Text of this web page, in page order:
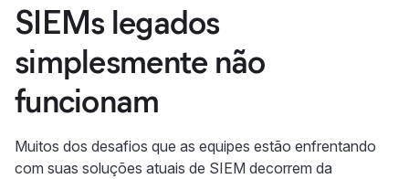
SIEMs legados
simplesmente não
funcionam
Muitos dos desafios que as equipes estão enfrentando
com suas soluções atuais de SIEM decorrem da